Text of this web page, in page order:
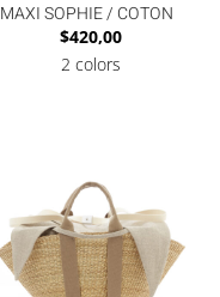
MAXI SOPHIE / COTON
$420,00
2 colors